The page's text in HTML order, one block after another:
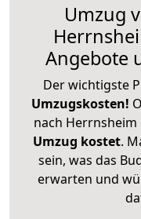
Umzug
Angebote
Der wichtigste
Umzugskosten!
nach
Umzug kostet.
sein, was das
erwarten und